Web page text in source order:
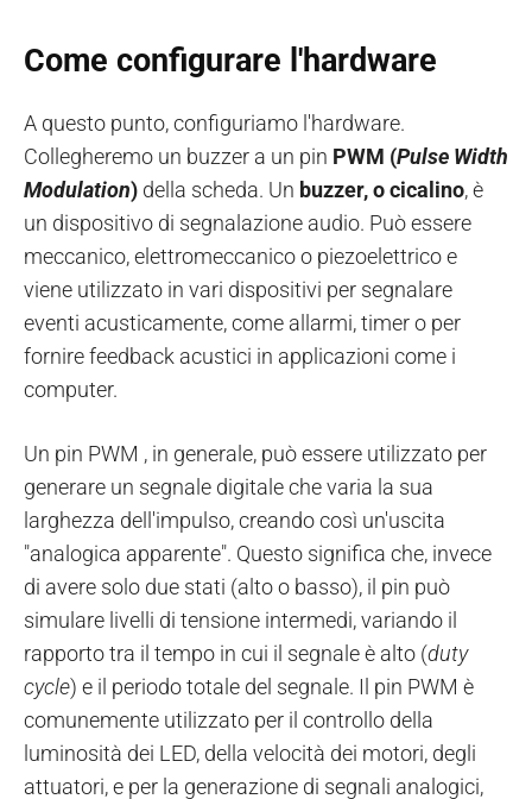
Come configurare l'hardware
A questo punto, configuriamo l'hardware.
Collegheremo un buzzer a un pin PWM (Pulse Width
Modulation) della scheda. Un buzzer, o cicalino, è
un dispositivo di segnalazione audio. Può essere
meccanico, elettromeccanico o piezoelettrico e
viene utilizzato in vari dispositivi per segnalare
eventi acusticamente, come allarmi, timer o per
fornire feedback acustici in applicazioni come i
computer.
Un pin PWM , in generale, può essere utilizzato per
generare un segnale digitale che varia la sua
larghezza dell'impulso, creando così un'uscita
"analogica apparente". Questo significa che, invece
di avere solo due stati (alto o basso), il pin può
simulare livelli di tensione intermedi, variando il
rapporto tra il tempo in cui il segnale è alto (duty
cycle) e il periodo totale del segnale. Il pin PWM è
comunemente utilizzato per il controllo della
luminosità dei LED, della velocità dei motori, degli
attuatori, e per la generazione di segnali analogici,